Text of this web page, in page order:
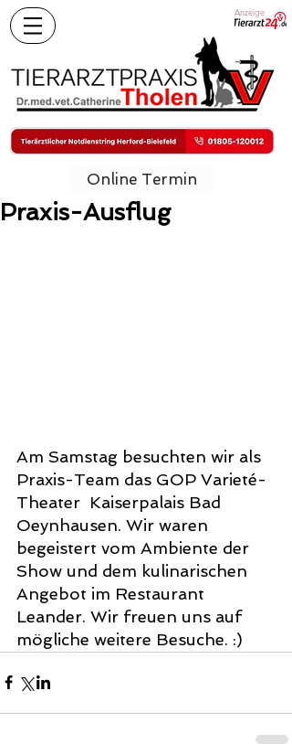
Anzeige
Online Termin
Praxis-Ausflug
Am Samstag besuchten wir als
Praxis-Team das GOP Varieté-
Theater  Kaiserpalais Bad
Oeynhausen. Wir waren
begeistert vom Ambiente der
Show und dem kulinarischen
Angebot im Restaurant
Leander. Wir freuen uns auf
mögliche weitere Besuche. :)